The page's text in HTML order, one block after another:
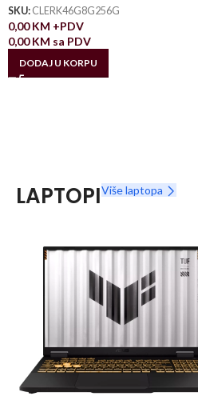
SKU: CLERK46G8G256G
0,00KM +PDV
0,00KM sa PDV
DODAJ U KORPU
LAPTOPIViše laptopa